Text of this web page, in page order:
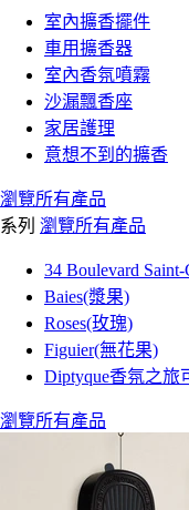
室內擴香擺件
車用擴香器
室內香氛噴霧
沙漏飄香座
家居護理
意想不到的擴香
瀏覽所有產品
系列 瀏覽所有產品
34 Boulevard
Baies(漿果)
Roses(玫瑰)
Figuier(無花果)
Diptyque香氛之旅
瀏覽所有產品